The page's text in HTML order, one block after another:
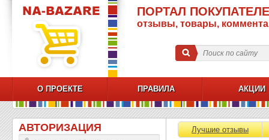
ПОРТАЛ
отзывы, товары,
О ПРОЕКТЕ ПРАВИЛА АКЦИИ
АВТОРИЗАЦИЯ Лучшие отзывы